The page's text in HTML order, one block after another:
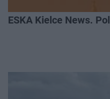
ESKA Kielce News.